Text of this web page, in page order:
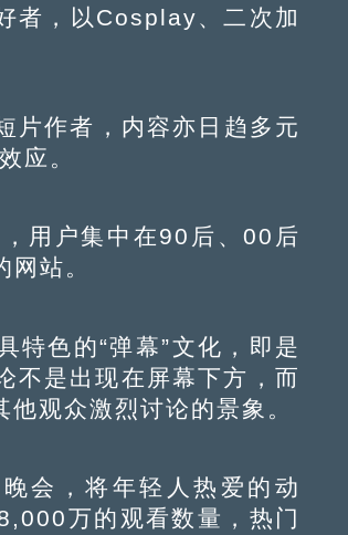
者，以Cosplay、二次加
作者，内容亦日趋多元
应。
用户集中在90后、00后
站。
色的“弹幕”文化，即是
不是出现在屏幕下方，而
观众激烈讨论的景象。
，将年轻人热爱的动
万的观看数量，热门